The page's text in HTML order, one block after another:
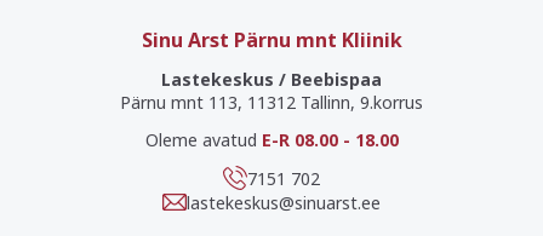
Sinu Arst Pärnu mnt Kliinik
Lastekeskus / Beebispaa
Pärnu mnt 113, 11312 Tallinn, 9.korrus
Oleme avatud E-R 08.00 - 18.00
7151 702
lastekeskus@sinuarst.ee